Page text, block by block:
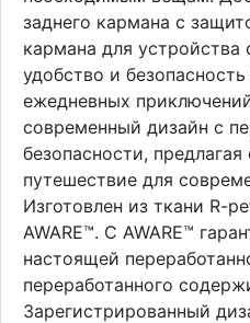
заднего кармана с
кармана для
удобство и
ежедневных
современный дизайн с
безопасности,
путешествие для
Изготовлен из ткани R-
AWARE™. С AWARE™
настоящей
переработанного
Зарегистрированный